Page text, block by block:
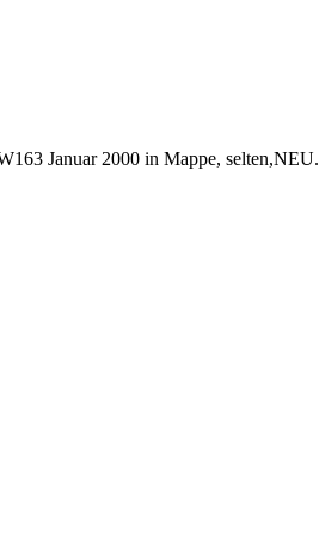
Januar 2000 in Mappe, selten,NEU.